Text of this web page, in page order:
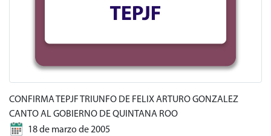
CONFIRMA TEPJF TRIUNFO DE FELIX ARTURO GONZALEZ
CANTO AL GOBIERNO DE QUINTANA ROO
18 de marzo de 2005